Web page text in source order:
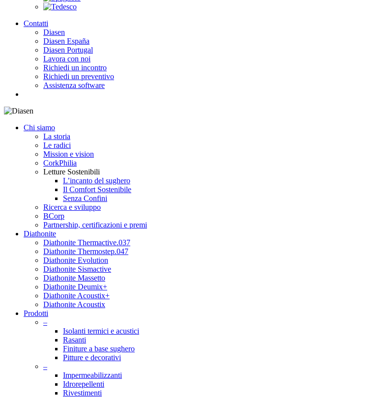
Contatti
Diasen
Diasen España
Diasen Portugal
Lavora con noi
Richiedi un incontro
Richiedi un preventivo
Assistenza software
Chi siamo
La storia
Le radici
Mission e vision
CorkPhilia
Letture Sostenibili
L’incanto del sughero
Il Comfort Sostenibile
Senza Confini
Ricerca e sviluppo
BCorp
Partnership, certificazioni e premi
Diathonite
Diathonite Thermactive.037
Diathonite Thermostep.047
Diathonite Evolution
Diathonite Sismactive
Diathonite Massetto
Diathonite Deumix+
Diathonite Acoustix+
Diathonite Acoustix
Prodotti
–
Isolanti termici e acustici
Rasanti
Finiture a base sughero
Pitture e decorativi
–
Impermeabilizzanti
Idrorepellenti
Rivestimenti